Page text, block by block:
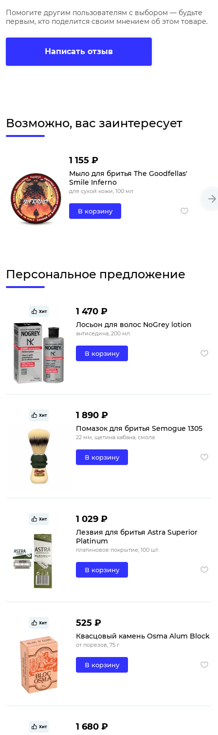
Помогите другим пользователям с выбором — будьте
первым, кто поделится своим мнением об этом товаре.
Написать отзыв
Возможно, вас заинтересует
1 155 ₽
Мыло для бритья The Goodfellas'
Smile Inferno
для сухой кожи, 100 мл
В корзину
Персональное предложение
Хит 1 470 ₽
Лосьон для волос NoGrey lotion
антиседина, 200 мл
В корзину
Хит 1 890 ₽
Помазок для бритья Semogue 1305
22 мм, щетина кабана, смола
В корзину
Хит 1 029 ₽
Лезвия для бритья Astra Superior
Platinum
платиновое покрытие, 100 шт.
В корзину
Хит 525 ₽
Квасцовый камень Osma Alum Block
от порезов, 75 г
В корзину
Хит 1 680 ₽